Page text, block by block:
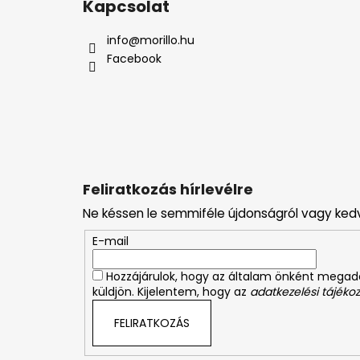
Feliratkozás hírlevélre
Ne késsen le semmiféle újdonságról vagy
E-mail
Hozzájárulok, hogy az általam önként
küldjön. Kijelentem, hogy az adatkezelési
FELIRATKOZÁS
Kapcsolat
info@morillo.hu
Facebook